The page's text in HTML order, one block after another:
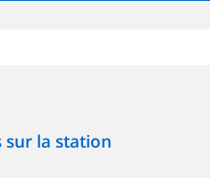
sur la station